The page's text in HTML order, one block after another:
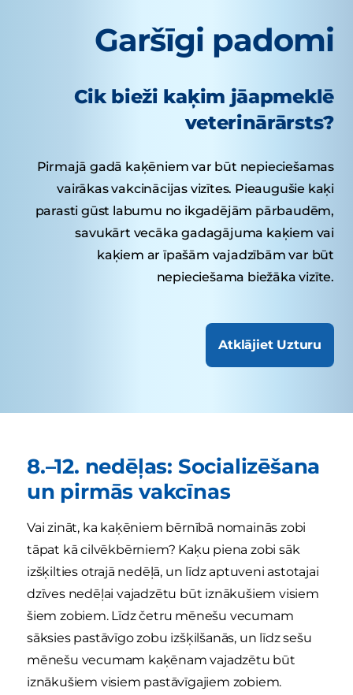
Garšīgi padomi
Cik bieži kaķim jāapmeklē
veterinārārsts?
Pirmajā gadā kaķēniem var būt nepieciešamas
vairākas vakcinācijas vizītes. Pieaugušie kaķi
parasti gūst labumu no ikgadējām pārbaudēm,
savukārt vecāka gadagājuma kaķiem vai
kaķiem ar īpašām vajadzībām var būt
nepieciešama biežāka vizīte.
Atklājiet Uzturu
8.–12. nedēļas: Socializēšana
un pirmās vakcīnas
Vai zināt, ka kaķēniem bērnībā nomainās zobi
tāpat kā cilvēkbērniem? Kaķu piena zobi sāk
izšķilties otrajā nedēļā, un līdz aptuveni astotajai
dzīves nedēļai vajadzētu būt iznākušiem visiem
šiem zobiem. Līdz četru mēnešu vecumam
sāksies pastāvīgo zobu izšķilšanās, un līdz sešu
mēnešu vecumam kaķēnam vajadzētu būt
iznākušiem visiem pastāvīgajiem zobiem.